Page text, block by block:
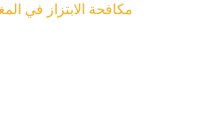
مكافحة الابتزاز في